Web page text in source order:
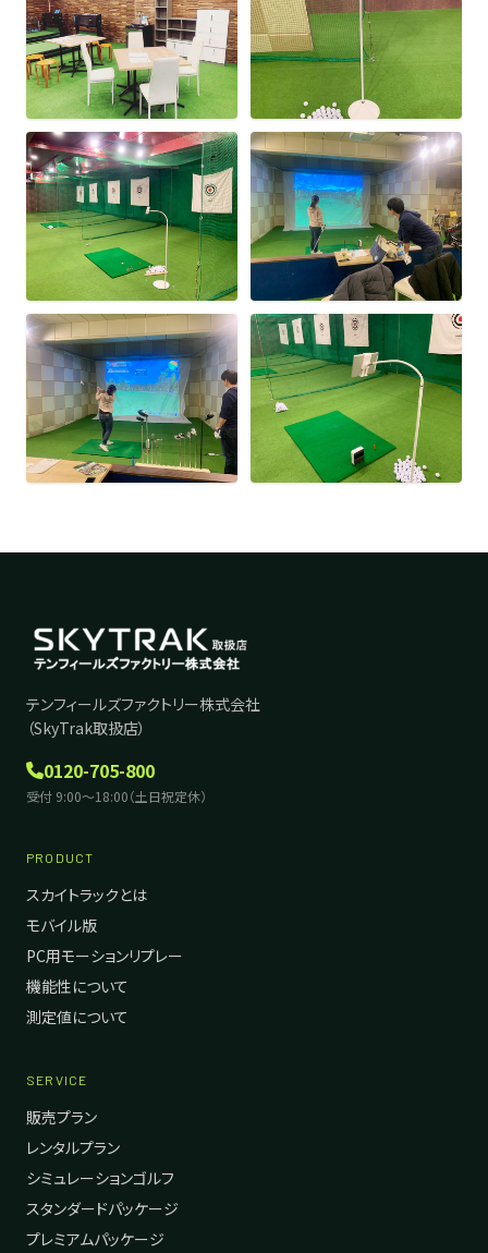
テンフィールズファクトリー株式会社
（SkyTrak取扱店）
0120-705-800
受付 9:00〜18:00（土日祝定休）
PRODUCT
スカイトラックとは
モバイル版
PC用モーションリプレー
機能性について
測定値について
SERVICE
販売プラン
レンタルプラン
シミュレーションゴルフ
スタンダードパッケージ
プレミアムパッケージ